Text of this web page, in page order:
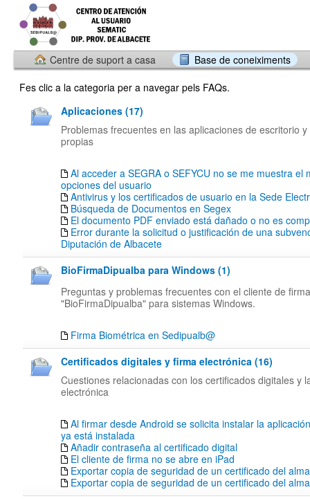
Centre de suport a casa
Base de coneiximents
Fes clic a la categoria per a navegar pels FAQs.
Aplicaciones (17)
Problemas frecuentes en las aplicaciones de escritorio
propias
Al acceder a SEGRA o SEFYCU no se me muestra el
opciones del usuario
Antivirus y los certificados de usuario en la Sede
Búsqueda de Documentos en Segex
El documento PDF enviado está dañado o no es
Error durante la solicitud o justificación de una
Diputación de Albacete
BioFirmaDipualba para Windows (1)
Preguntas y problemas frecuentes con el cliente de firma
"BioFirmaDipualba" para sistemas Windows.
Firma Biométrica en Sedipualb@
Certificados digitales y firma electrónica (16)
Cuestiones relacionadas con los certificados digitales y
electrónica
Al firmar desde Android se solicita instalar la
ya está instalada
Añadir contraseña al certificado digital
El cliente de firma no se abre en iPad
Exportar copia de seguridad de un certificado del
Exportar copia de seguridad de un certificado del